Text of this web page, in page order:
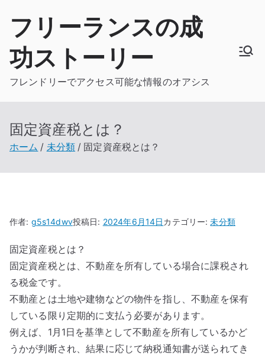
フリーランスの成
功ストーリー
フレンドリーでアクセス可能な情報のオアシス
固定資産税とは？
ホーム 未分類 固定資産税とは？
作者: g5s14dwv投稿日: 2024年6月14日カテゴリー:未分類
固定資産税とは？
固定資産税とは、不動産を所有している場合に課税され
る税金です。
不動産とは土地や建物などの物件を指し、不動産を保有
している限り定期的に支払う必要があります。
例えば、1月1日を基準として不動産を所有しているかど
うかが判断され、結果に応じて納税通知書が送られてき